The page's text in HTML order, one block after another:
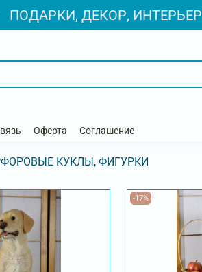
ПОДАРКИ, ДЕКОР, ИНТЕРЬЕР
Оферта Соглашение
КУКЛЫ, ФИГУРКИ
-17%